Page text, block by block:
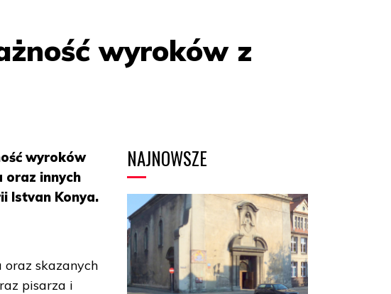
wyroków z
wyroków
oraz innych
Istvan Konya.
skazanych
pisarza i
NAJNOWSZE